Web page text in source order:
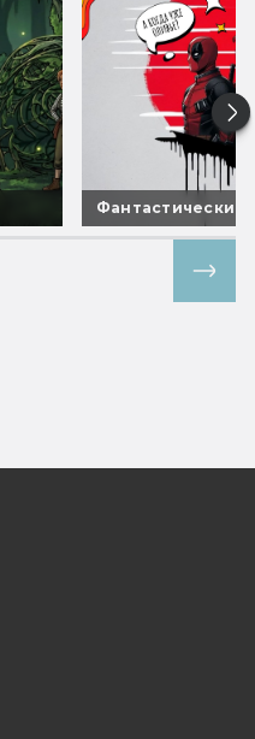
Фантастические